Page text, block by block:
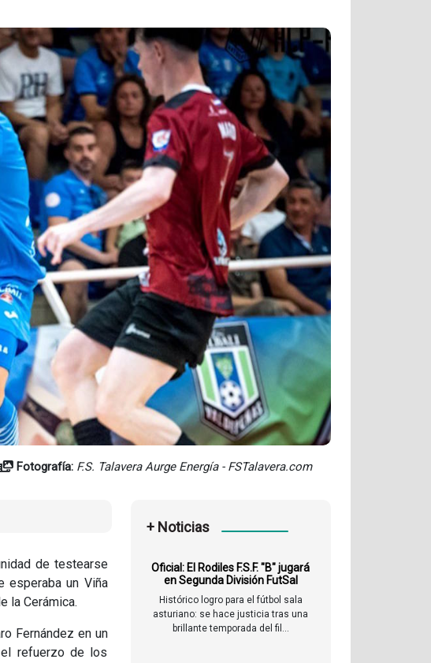
Fotografía: F.S. Talavera Aurge Energía - FSTalavera.com
de testearse
esperaba un Viña
la Cerámica.
Fernández en un
refuerzo de los
+ Noticias
Oficial: El Rodiles F.S.F. "B" jugará
en Segunda División FutSal
Histórico logro para el fútbol sala
asturiano: se hace justicia tras una
brillante temporada del fil...